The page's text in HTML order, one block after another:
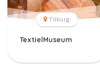
Tilburg
TextielMuseum